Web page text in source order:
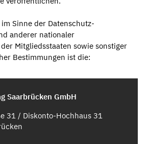
Sinne der Datenschutz-
anderer nationaler
Mitgliedsstaaten sowie sonstiger
Bestimmungen ist die:
Saarbrücken GmbH
31 / Diskonto-Hochhaus 31